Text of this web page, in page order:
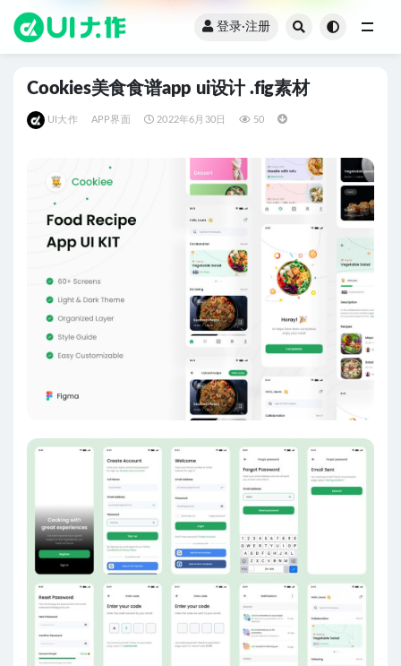
登录·注册
Cookies美食食谱app ui设计 .fig素材
UI大作 APP界面 2022年6月30日 50